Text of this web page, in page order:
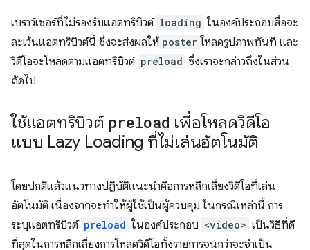
เบราว์เซอร์ที่ไม่รองรับแอตทริบิวต์ loading ในองค์ประกอบสื่อจะ
ละเว้นแอตทริบิวต์นี้ ซึ่งจะส่งผลให้ poster โหลดรูปภาพทันที และ
วิดีโอจะโหลดตามแอตทริบิวต์ preload ซึ่งเราจะกล่าวถึงในส่วน
ถัดไป
ใช้แอตทริบิวต์ preload เพื่อโหลดวิดีโอ
แบบ Lazy Loading ที่ไม่เล่นอัตโนมัติ
โดยปกติแล้วแนวทางปฏิบัติแนะนำคือการหลีกเลี่ยงวิดีโอที่เล่น
อัตโนมัติ เนื่องจากจะทำให้ผู้ใช้เป็นผู้ควบคุม ในกรณีเหล่านี้ การ
ระบุแอตทริบิวต์ preload ในองค์ประกอบ <video> เป็นวิธีที่ดี
ที่สุดในการหลีกเลี่ยงการโหลดวิดีโอทั้งรายการจนกว่าจะจำเป็น